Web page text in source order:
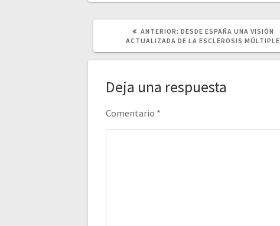
ANTERIOR: POST
ANTERIOR:
DESDE ESPAÑA UNA VISIÓN
ACTUALIZADA DE LA ESCLEROSIS MÚLTIPLE
Deja una respuesta
Comentario *